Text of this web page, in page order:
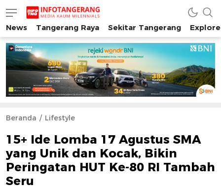
INFO TANGERANG
Media Kaum Millenials Tangerang Raya
News Tangerang Raya Sekitar Tangerang
Beranda Lifestyle
15+ Ide Lomba 17 Agustus SMA
yang Unik dan Kocak, Bikin
Peringatan HUT Ke-80 RI Tambah
Seru